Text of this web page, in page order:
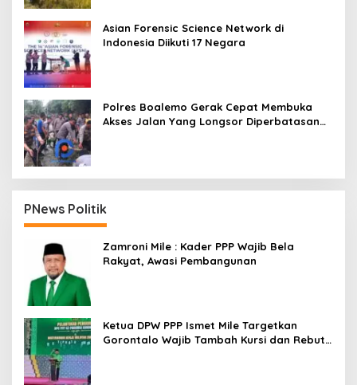
Asian Forensic Science Network di
Indonesia Diikuti 17 Negara
Polres Boalemo Gerak Cepat Membuka
Akses Jalan Yang Longsor Diperbatasan
PNews Politik
Zamroni Mile : Kader PPP Wajib Bela
Rakyat, Awasi Pembangunan
Ketua DPW PPP Ismet Mile Targetkan
Gorontalo Wajib Tambah Kursi dan Rebut